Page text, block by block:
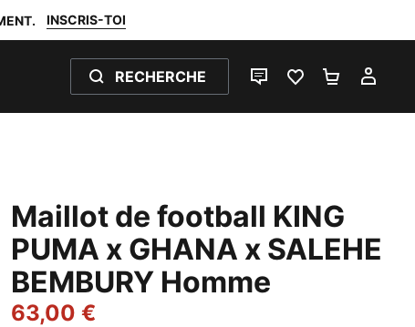
INSCRIS-TOI
RECHERCHE
LIVE CHATFAVORIS 0PANIER 0
Maillot de football KING
PUMA x GHANA x SALEHE
BEMBURY Homme
63,00 €